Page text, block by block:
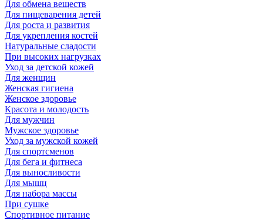
Для обмена веществ
Для пищеварения детей
Для роста и развития
Для укрепления костей
Натуральные сладости
При высоких нагрузках
Уход за детской кожей
Для женщин
Женская гигиена
Женское здоровье
Красота и молодость
Для мужчин
Мужское здоровье
Уход за мужской кожей
Для спортсменов
Для бега и фитнеса
Для выносливости
Для мышц
Для набора массы
При сушке
Спортивное питание